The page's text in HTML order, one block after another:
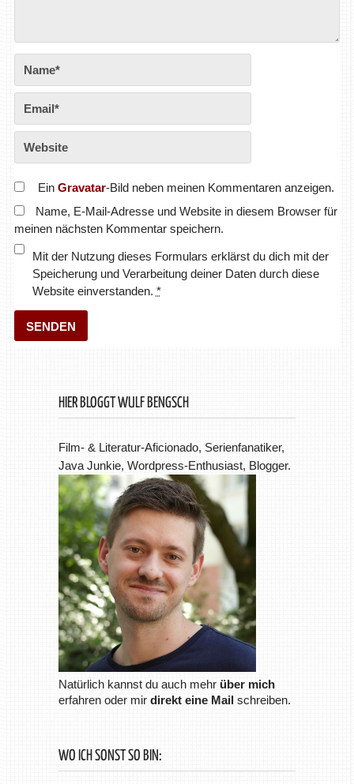
Ein Gravatar-Bild neben meinen Kommentaren anzeigen.
Name, E-Mail-Adresse und Website in diesem Browser für
meinen nächsten Kommentar speichern.
Mit der Nutzung dieses Formulars erklärst du dich mit der
Speicherung und Verarbeitung deiner Daten durch diese
Website einverstanden. *
HIER BLOGGT WULF BENGSCH
Film- & Literatur-Aficionado, Serienfanatiker,
Java Junkie, Wordpress-Enthusiast, Blogger.
Natürlich kannst du auch mehr über mich
erfahren oder mir direkt eine Mailschreiben.
WO ICH SONST SO BIN: